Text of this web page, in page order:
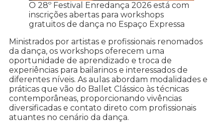
O 28º Festival Enredança 2026 está com
inscrições abertas para workshops
gratuitos de dança no Espaço Expressa
Ministrados por artistas e profissionais renomados
da dança, os workshops oferecem uma
oportunidade de aprendizado e troca de
experiências para bailarinos e interessados de
diferentes níveis. As aulas abordam modalidades e
práticas que vão do Ballet Clássico às técnicas
contemporâneas, proporcionando vivências
diversificadas e contato direto com profissionais
atuantes no cenário da dança.